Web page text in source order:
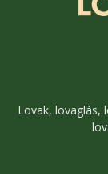
Lovak, lovaglás,